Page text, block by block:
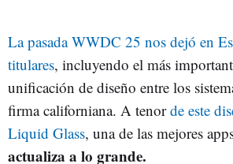
La pasada WWDC 25 nos dejó en
titulares, incluyendo el más
unificación de diseño entre los
firma californiana. A tenorde este
Liquid Glass, una de las mejores
actualiza a lo grande.